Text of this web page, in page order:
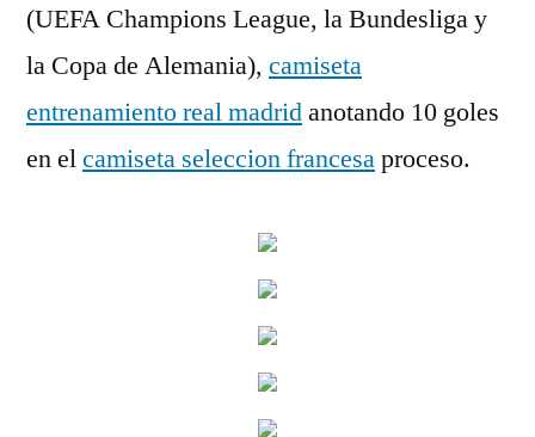
(UEFA Champions League, la Bundesliga y
la Copa de Alemania), camiseta
entrenamiento real madridanotando 10 goles
en elcamiseta seleccion francesaproceso.